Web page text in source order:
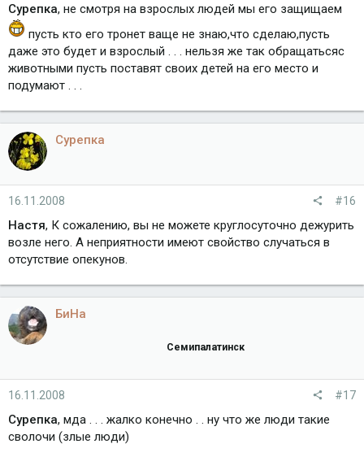
Сурепка, не смотря на взрослых людей мы его защищаем
пусть кто его тронет ваще не знаю,что сделаю,пусть
даже это будет и взрослый . . . нельзя же так обращатьсяс
животными пусть поставят своих детей на его место и
подумают . . .
Сурепка
16.11.2008 #16
Настя, К сожалению, вы не можете круглосуточно дежурить
возле него. А неприятности имеют свойство случаться в
отсутствие опекунов.
БиНа
Семипалатинск
16.11.2008 #17
Сурепка, мда . . . жалко конечно . . ну что же люди такие
сволочи (злые люди)